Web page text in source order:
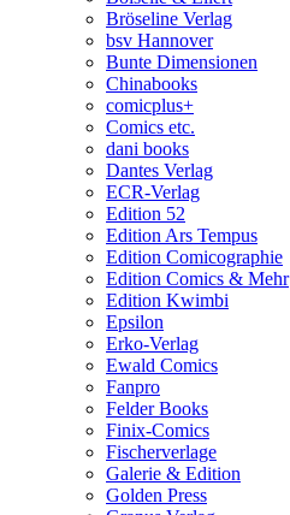
Bröseline Verlag
bsv Hannover
Bunte Dimensionen
Chinabooks
comicplus+
Comics etc.
dani books
Dantes Verlag
ECR-Verlag
Edition 52
Edition Ars Tempus
Edition Comicographie
Edition Comics & Mehr
Edition Kwimbi
Epsilon
Erko-Verlag
Ewald Comics
Fanpro
Felder Books
Finix-Comics
Fischerverlage
Galerie & Edition
Golden Press